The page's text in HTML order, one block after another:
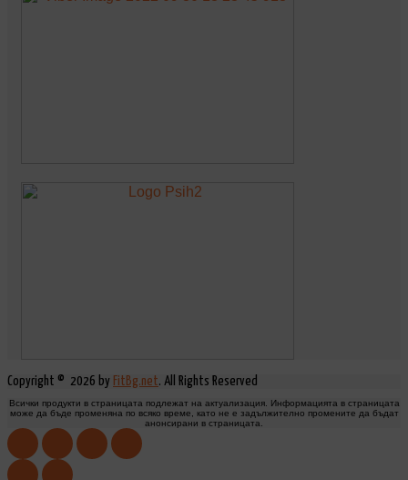
Copyright © 2026 by FitBg.net. All Rights Reserved
Всички продукти в страницата подлежат на актуализация. Информацията в страницата
може да бъде променяна по всяко време, като не е задължително промените да бъдат
анонсирани в страницата.